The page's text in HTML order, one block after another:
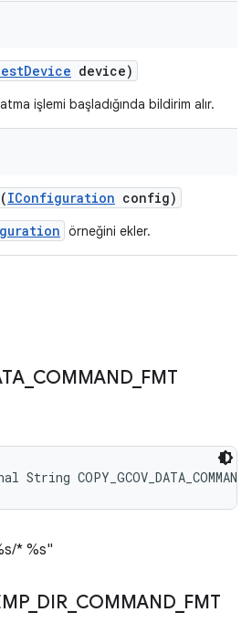
Device device)
işlemi başladığında bildirim alır.
(IConfiguration config)
örneğini ekler.
_ COMMAND_ FMT
* %s"
_ DIR_ COMMAND_ FMT